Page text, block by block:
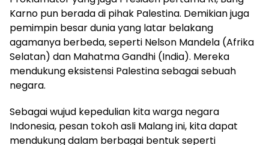
Karno pun berada di pihak Palestina. Demikian juga
pemimpin besar dunia yang latar belakang
agamanya berbeda, seperti Nelson Mandela (Afrika
Selatan) dan Mahatma Gandhi (India). Mereka
mendukung eksistensi Palestina sebagai sebuah
negara.
Sebagai wujud kepedulian kita warga negara
Indonesia, pesan tokoh asli Malang ini, kita dapat
mendukung dalam berbagai bentuk seperti